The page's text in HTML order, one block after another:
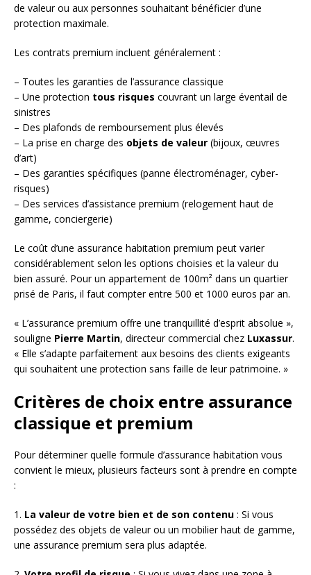
de valeur ou aux personnes souhaitant bénéficier d’une
protection maximale.
Les contrats premium incluent généralement :
– Toutes les garanties de l’assurance classique
– Une protection tous risques couvrant un large éventail de
sinistres
– Des plafonds de remboursement plus élevés
– La prise en charge des objets de valeur (bijoux, œuvres
d’art)
– Des garanties spécifiques (panne électroménager, cyber-
risques)
– Des services d’assistance premium (relogement haut de
gamme, conciergerie)
Le coût d’une assurance habitation premium peut varier
considérablement selon les options choisies et la valeur du
bien assuré. Pour un appartement de 100m² dans un quartier
prisé de Paris, il faut compter entre 500 et 1000 euros par an.
« L’assurance premium offre une tranquillité d’esprit absolue »,
souligne Pierre Martin, directeur commercial chez Luxassur.
« Elle s’adapte parfaitement aux besoins des clients exigeants
qui souhaitent une protection sans faille de leur patrimoine. »
Critères de choix entre assurance
classique et premium
Pour déterminer quelle formule d’assurance habitation vous
convient le mieux, plusieurs facteurs sont à prendre en compte
:
1. La valeur de votre bien et de son contenu : Si vous
possédez des objets de valeur ou un mobilier haut de gamme,
une assurance premium sera plus adaptée.